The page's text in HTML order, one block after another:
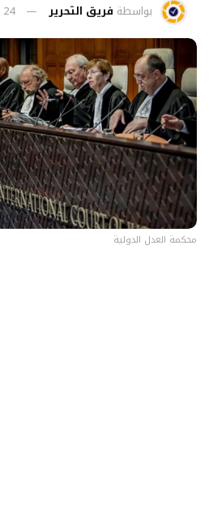
بواسطة فريق التحرير 24 يناير، 2024
محكمة العدل الدولية